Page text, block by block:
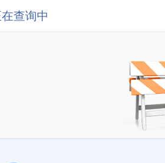
查询中